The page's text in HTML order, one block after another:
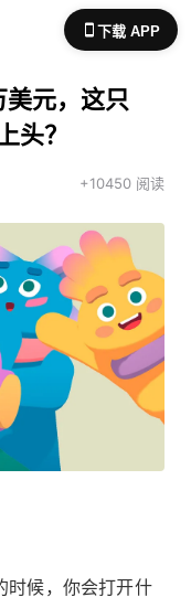
下载 APP
元，这只
头？
+10450 阅读
时候，你会打开什